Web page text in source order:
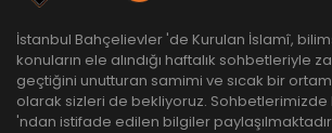
İstanbul Bahçelievler 'de Kurulan İslamî,
konuların ele alındığı haftalık sohbetleriyle
geçtiğini unutturan samimi ve sıcak bir ortama
olarak sizleri de bekliyoruz. Sohbetlerimizde
'ndan istifade edilen bilgiler